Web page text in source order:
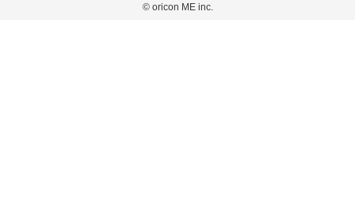
弊社の見解・ 意見ではないことをご理解いただいた上でご覧ください。
このサイトでは Cookie を使用して、ユーザーに合わせたコンテンツや広告の表示、ソー
© oricon ME inc.